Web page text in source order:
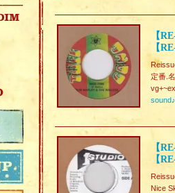
【
【
定番.
sound♪
【
【
Nice